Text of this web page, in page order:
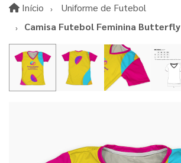
Início InícioUniforme de Futebol
Camisa Futebol Feminina Butterfly